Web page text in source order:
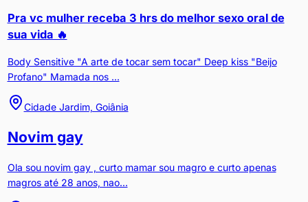
Pra vc mulher receba 3 hrs do melhor sexo oral de
sua vida 🔥
Body Sensitive "A arte de tocar sem tocar" Deep kiss "Beijo
Profano" Mamada nos ...
Cidade Jardim, Goiânia
Novim gay
Ola sou novim gay , curto mamar sou magro e curto apenas
magros até 28 anos, nao...